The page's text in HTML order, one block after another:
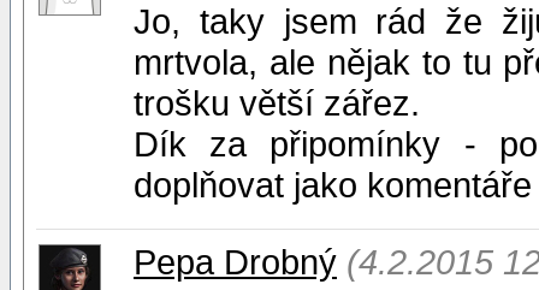
Jo, taky jsem rád že
mrtvola, ale nějak to tu
trošku větší zářez.
Dík za připomínky -
doplňovat jako
Pepa Drobný (4.2.2015